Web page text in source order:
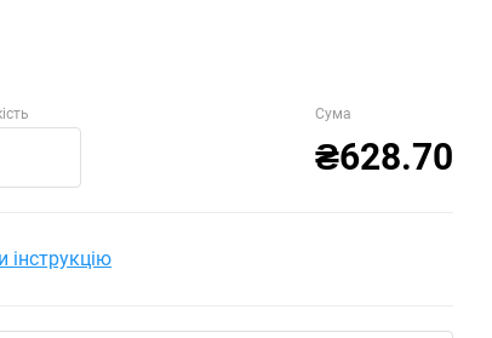
Сума
₴628.70
інструкцію